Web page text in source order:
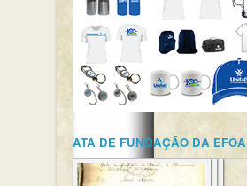
ATA DE FUNDAÇÃO DA EFOA